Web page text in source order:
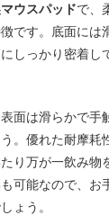
ウスパッドで、
です。底面には
しっかり密着し
面は滑らかで手
。優れた耐摩耗
り万が一飲み物
可能なので、お
ょう。